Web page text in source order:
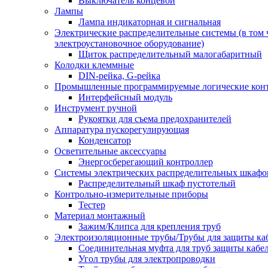
Лампы
Лампа индикаторная и сигнальная
Электрические распределительные системы (в том
электроустановочное оборудование)
Щиток распределительный малогабаритный
Колодки клеммные
DIN-рейка, G-рейка
Промышленные программируемые логические
Интерфейсный модуль
Инструмент ручной
Рукоятки для съема предохранителей
Аппаратура пускорегулирующая
Конденсатор
Осветительные аксессуары
Энергосберегающий контроллер
Системы электрических распределительных
Распределительный шкаф пустотелый
Контрольно-измерительные приборы
Тестер
Материал монтажный
Зажим/Клипса для крепления труб
Электроизоляционные трубы/Трубы для защиты
Соединительная муфта для труб защиты
Угол трубы для электропроводки